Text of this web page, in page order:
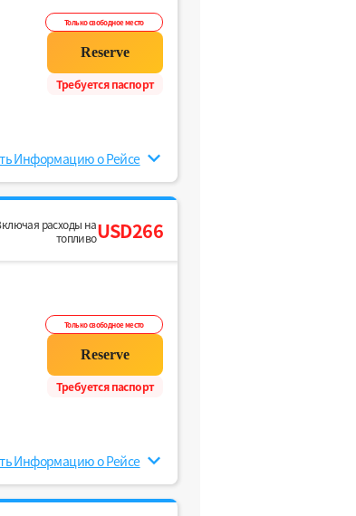
Только свободное место
Требуется паспорт
Информацию о Рейсе
расходы на
топливоUSD266
Только свободное место
Требуется паспорт
Информацию о Рейсе